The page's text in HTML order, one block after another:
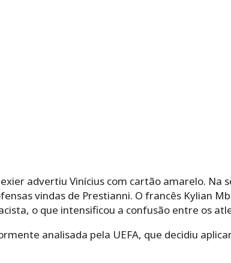
advertiu Vinícius com cartão amarelo. Na
vindas de Prestianni. O francês Kylian
o que intensificou a confusão entre os
analisada pela UEFA, que decidiu